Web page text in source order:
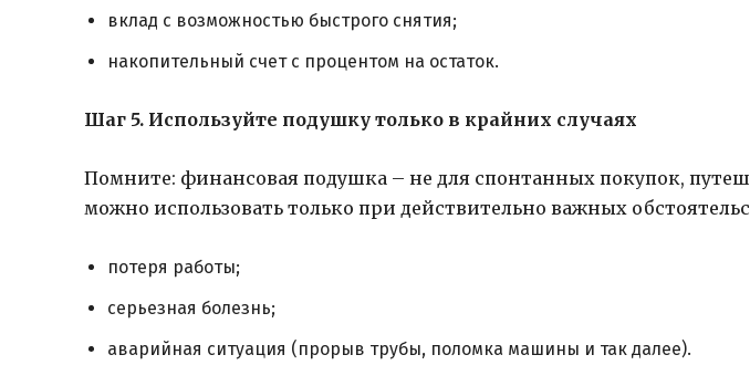
вклад с возможностью быстрого снятия;
накопительный счет с процентом на остаток.
Шаг 5. Используйте подушку только в крайних случаях
Помните: финансовая подушка – не для спонтанных покупок,
можно использовать только при действительно важных
потеря работы;
серьезная болезнь;
аварийная ситуация (прорыв трубы, поломка машины и так далее).